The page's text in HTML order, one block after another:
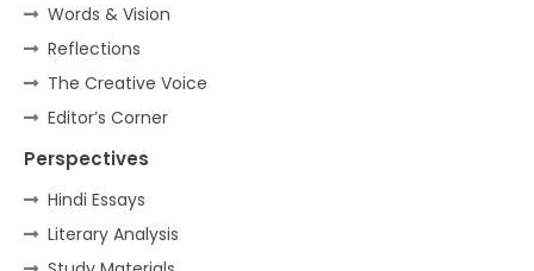
Words & Vision
Reflections
The Creative Voice
Editor’s Corner
Perspectives
Hindi Essays
Literary Analysis